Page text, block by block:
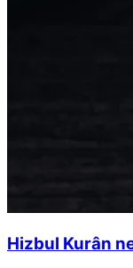
Hizbul Kurân